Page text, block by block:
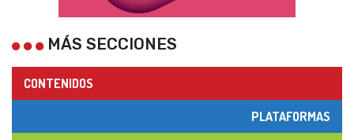
MÁS SECCIONES
CONTENIDOS
PLATAFORMAS